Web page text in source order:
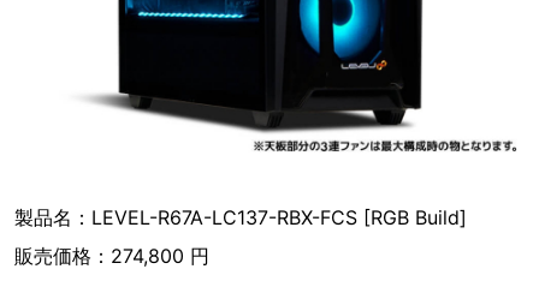
製品名：LEVEL-R67A-LC137-RBX-FCS [RGB Build]
販売価格：274,800 円